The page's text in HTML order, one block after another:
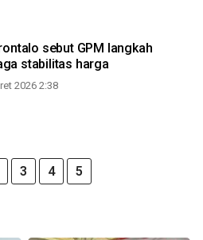
sebut GPM langkah
stabilitas harga
2026 2:38
3 4 5